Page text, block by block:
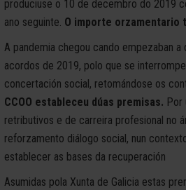
produciuse o 10 de decembro do 2019
ano seguinte. O importe orzamentario
A pandemia chegou cando empezaban
acordos de 2019, polo que se
concertación social, retomándose os
CCOO estableceu dúas premisas. Por
retributivos e de carreira profesional no
reforzamento diálogo social, nun
establecer as bases da recuperación
Asumidas pola Xunta de Galicia estas